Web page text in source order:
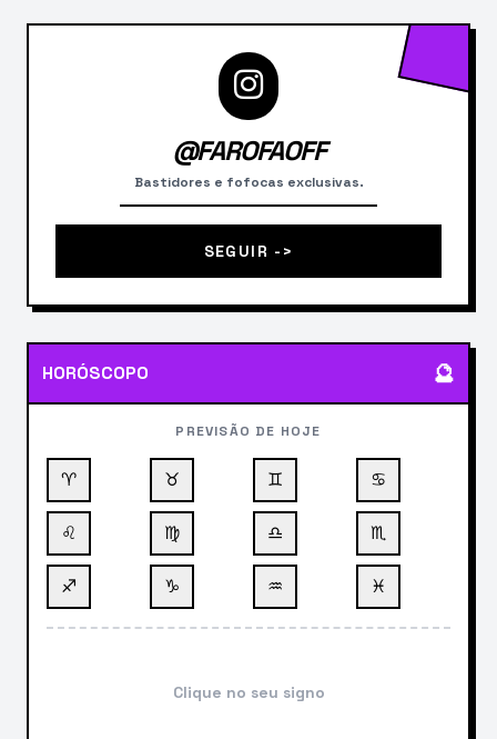
@FAROFAOFF
Bastidores e fofocas exclusivas.
SEGUIR ->
HORÓSCOPO 🔮
PREVISÃO DE HOJE
♈ ♉ ♊ ♋
♌ ♍ ♎ ♏
♐ ♑ ♒ ♓
Clique no seu signo